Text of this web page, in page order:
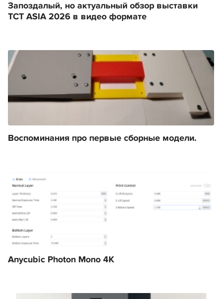
Запоздалый, но актуальный обзор выставки
TCT ASIA 2026 в видео формате
Воспоминания про первые сборные модели.
Anycubic Photon Mono 4K